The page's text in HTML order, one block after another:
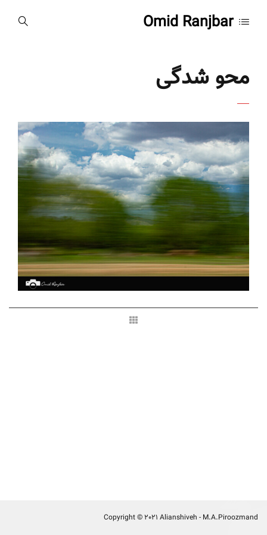
Omid Ranjbar
محو شدگی
Copyright © 2021 Alianshiveh - M.A.Piroozmand